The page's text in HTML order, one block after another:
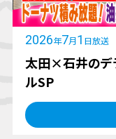
2026年7月 1 日放送
太田×石井のデ
ルSP